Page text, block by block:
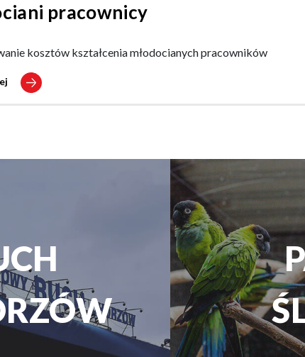
pracownicy
kosztów kształcenia młodocianych pracowników